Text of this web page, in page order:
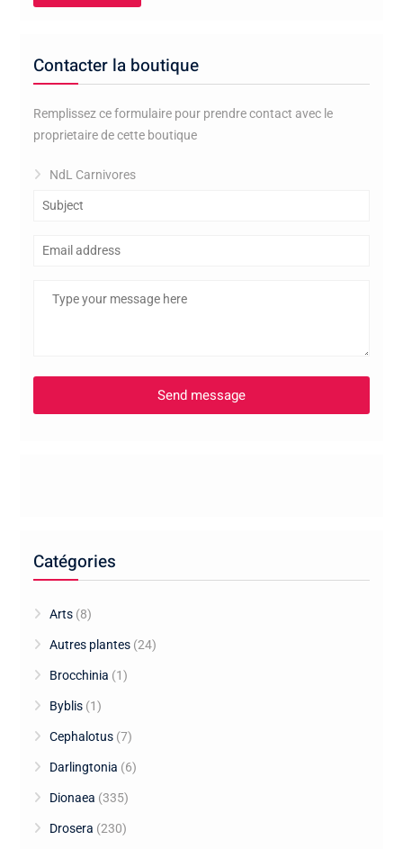
Contacter la boutique
Remplissez ce formulaire pour prendre contact avec le
proprietaire de cette boutique
NdL Carnivores
Catégories
Arts (8)
Autres plantes (24)
Brocchinia (1)
Byblis (1)
Cephalotus (7)
Darlingtonia (6)
Dionaea (335)
Drosera (230)